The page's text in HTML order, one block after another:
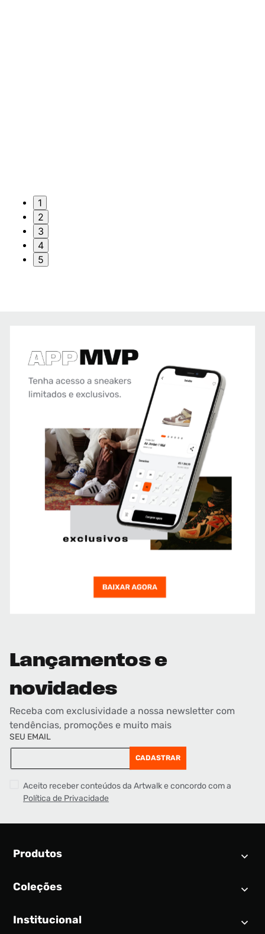
1
2
3
4
5
Lançamentos e
novidades
Receba com exclusividade a nossa newsletter com
tendências, promoções e muito mais
SEU EMAIL
CADASTRAR
Aceito receber conteúdos da Artwalk e concordo com a
Política de Privacidade
Produtos
Calendário SNEAKER
Tênis
Coleções
Air Jordan 1
Institucional